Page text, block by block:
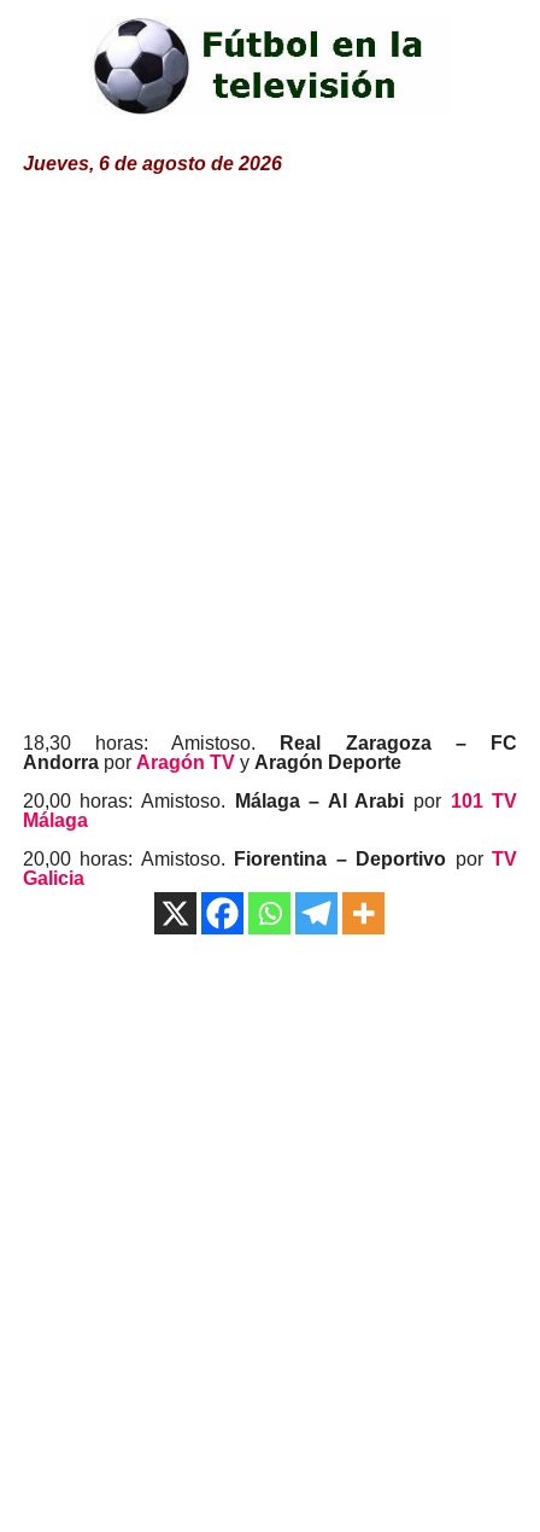
Jueves, 6 de agosto de 2026
18,30 horas: Amistoso.
Real Zaragoza – FC
Andorra por Aragón TVy Aragón Deporte
20,00 horas: Amistoso.
Málaga – Al Arabi por 101 TV
Málaga
20,00 horas: Amistoso.
Fiorentina – Deportivo porTV
Galicia